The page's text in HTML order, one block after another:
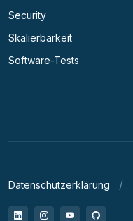
Security
Skalierbarkeit
Software-Tests
Datenschutzerklärung